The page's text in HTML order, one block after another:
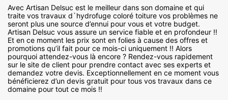
Avec Artisan Delsuc est le meilleur dans son domaine et qui
traite vos travaux d`hydrofuge coloré toiture vos problèmes ne
seront plus une source d’ennui pour vous et votre budget.
Artisan Delsuc vous assure un service fiable et en profondeur !!
Et en ce moment les prix sont en folies à cause des offres et
promotions qu’il fait pour ce mois-ci uniquement !! Alors
pourquoi attendez-vous là encore ? Rendez-vous rapidement
sur le site de client pour prendre contact avec ses experts et
demandez votre devis. Exceptionnellement en ce moment vous
bénéficierez d’un devis gratuit pour tous vos travaux dans ce
domaine pour tout ce mois !!